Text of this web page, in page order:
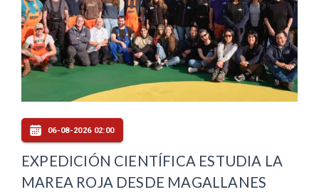
06-08-2026 02:00
EXPEDICIÓN CIENTÍFICA ESTUDIA LA
MAREA ROJA DESDE MAGALLANES